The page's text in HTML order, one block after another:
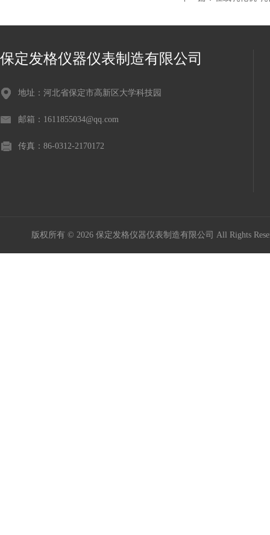
保定发格仪器仪表制造有限公司
地址：河北省保定市高新区大学科技园
邮箱：1611855034@qq.com
传真：86-0312-2170172
版权所有 © 2026 保定发格仪器仪表制造有限公司 All Rights